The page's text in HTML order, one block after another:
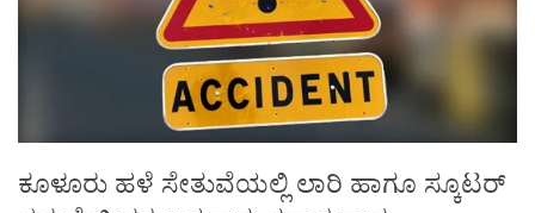
ಕೂಳೂರು ಹಳೆ ಸೇತುವೆಯಲ್ಲಿ ಲಾರಿ ಹಾಗೂ ಸ್ಕೂಟರ್